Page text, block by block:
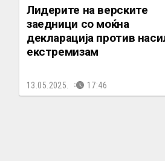
Лидерите на верските
заедници со моќна
декларација против
екстремизам
13.05.2025. 17:46